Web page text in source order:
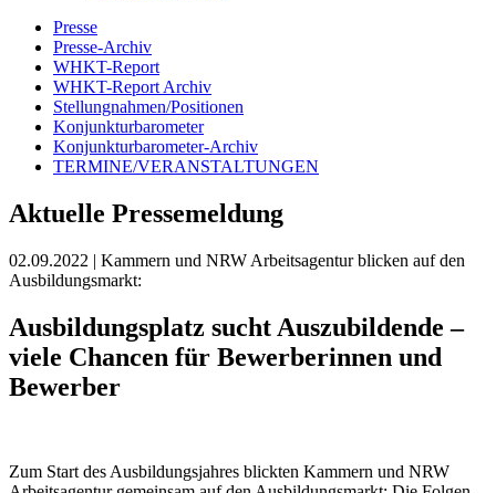
Presse
Presse-Archiv
WHKT-Report
WHKT-Report Archiv
Stellungnahmen/Positionen
Konjunkturbarometer
Konjunkturbarometer-Archiv
TERMINE/VERANSTALTUNGEN
Aktuelle Pressemeldung
02.09.2022 | Kammern und NRW Arbeitsagentur blicken auf den
Ausbildungsmarkt:
Ausbildungsplatz sucht Auszubildende –
viele Chancen für Bewerberinnen und
Bewerber
Zum Start des Ausbildungsjahres blickten Kammern und NRW